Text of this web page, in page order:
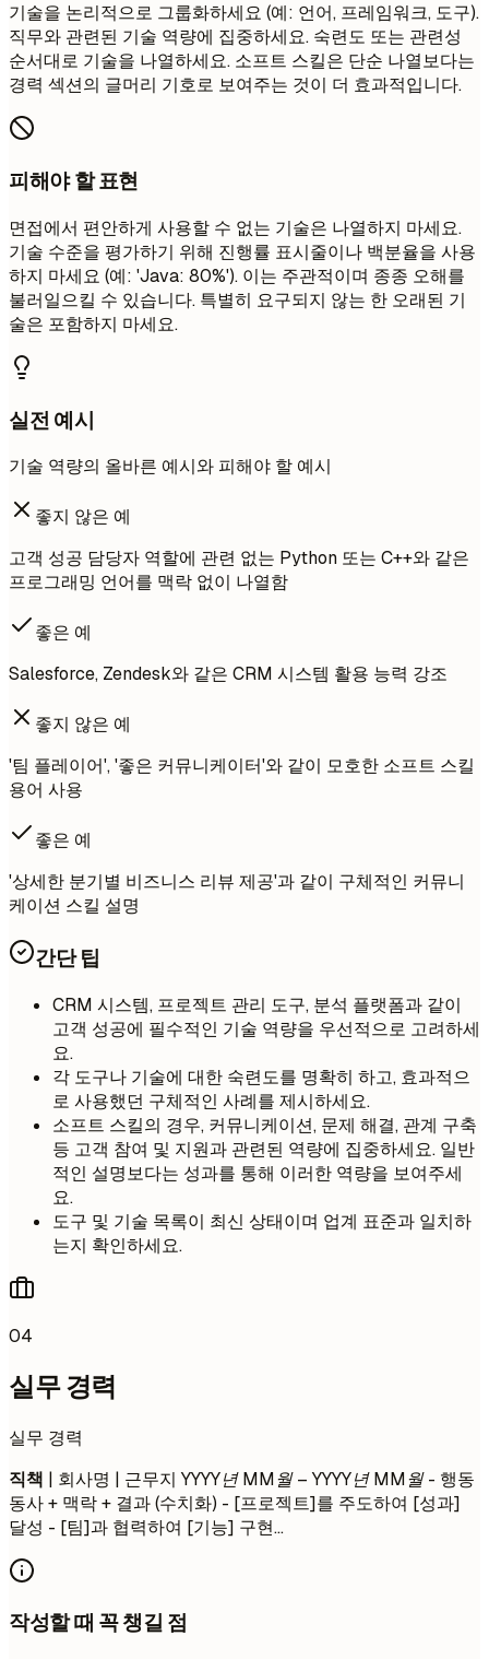
기술을 논리적으로 그룹화하세요 (예: 언어, 프레임워크, 도구).
직무와 관련된 기술 역량에 집중하세요. 숙련도 또는 관련성
순서대로 기술을 나열하세요. 소프트 스킬은 단순 나열보다는
경력 섹션의 글머리 기호로 보여주는 것이 더 효과적입니다.
피해야 할 표현
면접에서 편안하게 사용할 수 없는 기술은 나열하지 마세요.
기술 수준을 평가하기 위해 진행률 표시줄이나 백분율을 사용
하지 마세요 (예: 'Java: 80%'). 이는 주관적이며 종종 오해를
불러일으킬 수 있습니다. 특별히 요구되지 않는 한 오래된 기
술은 포함하지 마세요.
실전 예시
기술 역량의 올바른 예시와 피해야 할 예시
좋지 않은 예
고객 성공 담당자 역할에 관련 없는 Python 또는 C++와 같은
프로그래밍 언어를 맥락 없이 나열함
좋은 예
Salesforce, Zendesk와 같은 CRM 시스템 활용 능력 강조
좋지 않은 예
'팀 플레이어', '좋은 커뮤니케이터'와 같이 모호한 소프트 스킬
용어 사용
좋은 예
'상세한 분기별 비즈니스 리뷰 제공'과 같이 구체적인 커뮤니
케이션 스킬 설명
간단 팁
CRM 시스템, 프로젝트 관리 도구, 분석 플랫폼과 같이
고객 성공에 필수적인 기술 역량을 우선적으로 고려하세
요.
각 도구나 기술에 대한 숙련도를 명확히 하고, 효과적으
로 사용했던 구체적인 사례를 제시하세요.
소프트 스킬의 경우, 커뮤니케이션, 문제 해결, 관계 구축
등 고객 참여 및 지원과 관련된 역량에 집중하세요. 일반
적인 설명보다는 성과를 통해 이러한 역량을 보여주세
요.
도구 및 기술 목록이 최신 상태이며 업계 표준과 일치하
는지 확인하세요.
04
실무 경력
실무 경력
직책 | 회사명 | 근무지 YYYY년 MM월 – YYYY년 MM월- 행동
동사 + 맥락 + 결과 (수치화) - [프로젝트]를 주도하여 [성과]
달성 - [팀]과 협력하여 [기능] 구현...
작성할 때 꼭 챙길 점